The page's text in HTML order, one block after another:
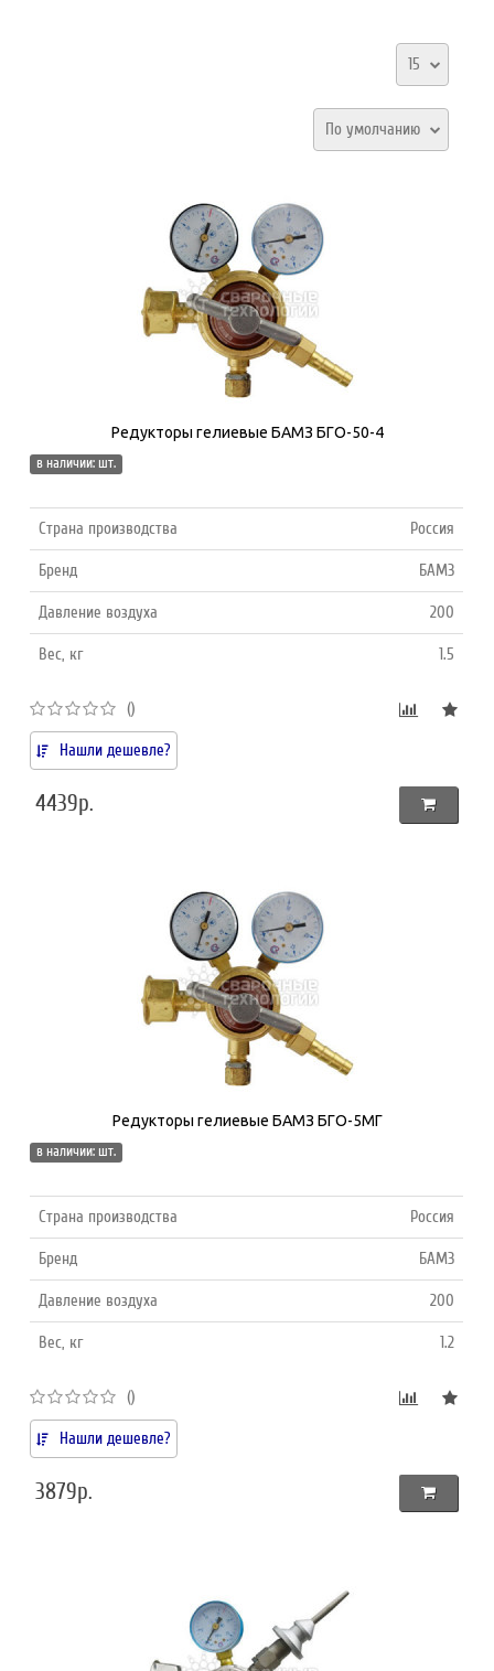
15
По умолчанию
Редукторы гелиевые БАМЗ БГО-50-4
в наличии: шт.
Страна производства Россия
Бренд БАМЗ
Давление воздуха 200
Вес, кг 1.5
()
Нашли дешевле?
4439р.
Редукторы гелиевые БАМЗ БГО-5МГ
в наличии: шт.
Страна производства Россия
Бренд БАМЗ
Давление воздуха 200
Вес, кг 1.2
()
Нашли дешевле?
3879р.